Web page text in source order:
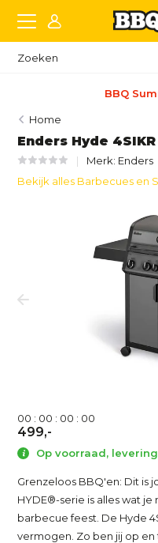
Home
Enders Hyde
Merk: Enders
Bekijk alles Barbecues en
00 : 00 : 00 : 00
499,-
Op voorraad,
Grenzeloos BBQ'en: Dit is
HYDE®-serie is alles wat
barbecue feest. De Hyde
vermogen. Zo ben jij op